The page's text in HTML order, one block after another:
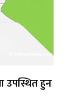
उपस्थित हुन